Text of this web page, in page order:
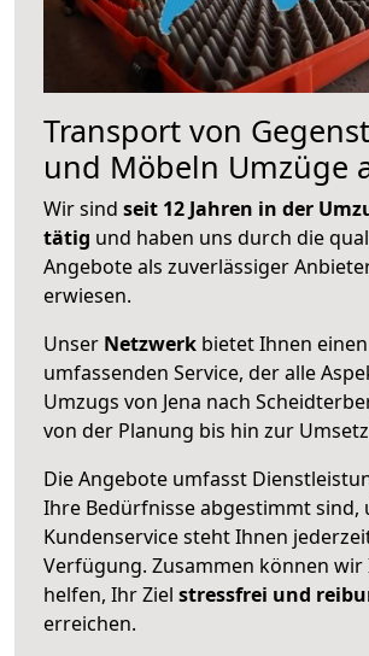
Transport von
und Möbeln Umzüge
Wir sind seit 12 Jahren in der
tätig und haben uns durch die
Angebote als zuverlässiger
erwiesen.
Unser Netzwerk bietet Ihnen einen
umfassenden Service, der alle
Umzugs von Jena nach
von der Planung bis hin zur
Die Angebote umfasst
Ihre Bedürfnisse abgestimmt sind,
Kundenservice steht Ihnen
Verfügung. Zusammen können wir
helfen, Ihr Ziel stressfrei und
erreichen.